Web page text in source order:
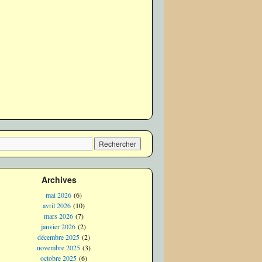
Archives
mai 2026(6)
avril 2026(10)
mars 2026(7)
janvier 2026 (2)
décembre 2025(2)
novembre 2025(3)
octobre 2025(6)